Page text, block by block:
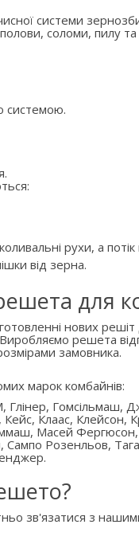
системи
соломи, пилу та
системою.
рухи, а потік
від зерна.
для
нових
решета
замовника.
марок комбайнів:
Глінер, Гомсільмаш,
Клаас, Клейсон,
Масей
Сампо Розенльов,
зв'язатися з